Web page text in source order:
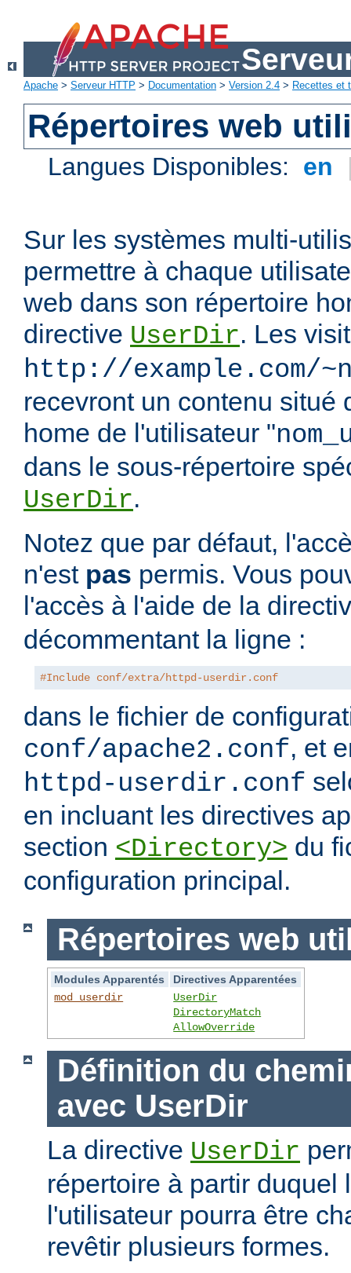
Apache > Serveur HTTP > Documentation > Version 2.4 > Recettes et
Répertoires web
Langues Disponibles: en
Sur les systèmes multi-
permettre à chaque
web dans son répertoire
directive UserDir. Les
http://example.com/
recevront un contenu situé
home de l'utilisateur "
dans le sous-répertoire
UserDir.
Notez que par défaut,
n'est pas permis. Vous
l'accès à l'aide de la
décommentant la ligne :
#Include conf/extra/httpd-userdir.conf
dans le fichier de
conf/apache2.conf, et
httpd-userdir.conf
en incluant les directives
section <Directory> du
configuration principal.
Répertoires web
Modules Apparentés
Directives Apparentées
mod_userdir
UserDir
DirectoryMatch
AllowOverride
Définition du
avec UserDir
La directive UserDir
répertoire à partir duquel
l'utilisateur pourra être
revêtir plusieurs formes.